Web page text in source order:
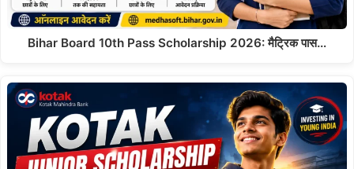
Bihar Board 10th Pass Scholarship 2026: मैट्रिक पास…